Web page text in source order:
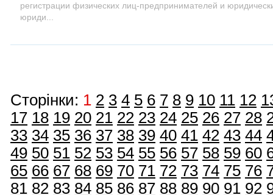
регистрации физических лиц-предпринимателей и
юриди...
Сторінки: 1 2 3 4 5 6 7 8 9 10 11 12
17 18 19 20 21 22 23 24 25 26 27 28
33 34 35 36 37 38 39 40 41 42 43 44
49 50 51 52 53 54 55 56 57 58 59 60
65 66 67 68 69 70 71 72 73 74 75 76
81 82 83 84 85 86 87 88 89 90 91 92